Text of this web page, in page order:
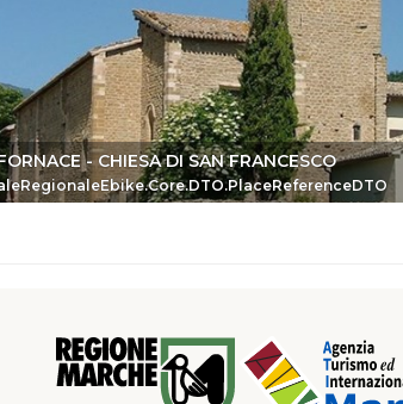
- CHIESA DI SAN FRANCESCO